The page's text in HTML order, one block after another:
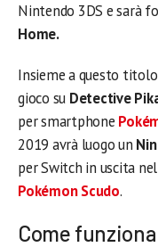
Nintendo 3DS e sarà
Home.
Insieme a questo
gioco su Detective
per smartphone
2019 avrà luogo un
per Switch in uscita
Pokémon Scudo.
Come